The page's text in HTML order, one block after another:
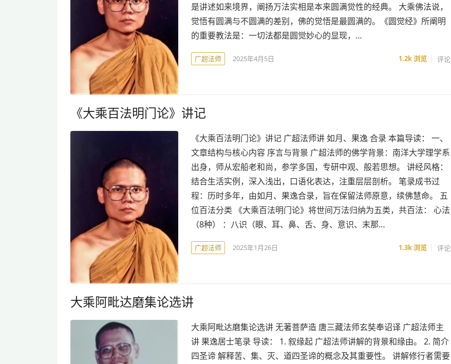
是讲述如来境界，阐扬万法实相是本来圆满觉性的经典。 大乘佛法说，
觉悟有圆满与不圆满的差别，佛的觉悟是最圆满的。《圆觉经》所阐明
的重要教法是：一切法都是圆觉妙心的显现，…
广超法师 2025年4月5日 1.2k浏览 评论
《大乘百法明门论》讲记
《大乘百法明门论》讲记 广超法师讲 如月、果逸 合录 本篇导读： 一、
文章结构与核心内容 序言与背景 广超法师的佛学背景：南洋大学理学系
出身，师从宏船老和尚，参学多国，专研中观、般若思想。 讲经风格：
结合生活实例，深入浅出，口语化表达，注重层层剖析。 笔录成书过
程：历时多年，由如月、果逸合录，旨在保留法师原意，续佛慧命。 五
位百法分类 《大乘百法明门论》将世间万法归纳为五类，共百法： 心法
（8种） ：八识（眼、耳、鼻、舌、身、意识、末那…
广超法师 2025年1月26日 1.3k浏览 评论
大乘阿毗达磨集论选讲
大乘阿毗达磨集论选讲 无著菩萨造 唐三藏法师玄奘奉诏译 广超法师主
讲 果逸居士笔录 导读： 1. 叙缘起 广超法师讲解的背景和缘由。 2. 简介
四圣谛 解释苦、集、灭、道四圣谛的概念及其重要性。 讲解修行者需要